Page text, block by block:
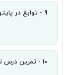
9 - توابع در پایتون (بخش دوم)
10 - تمرین درس توابع